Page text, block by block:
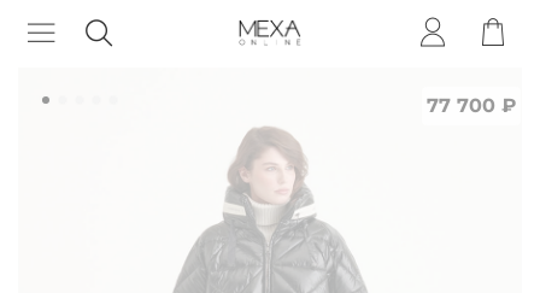
77 700 ₽